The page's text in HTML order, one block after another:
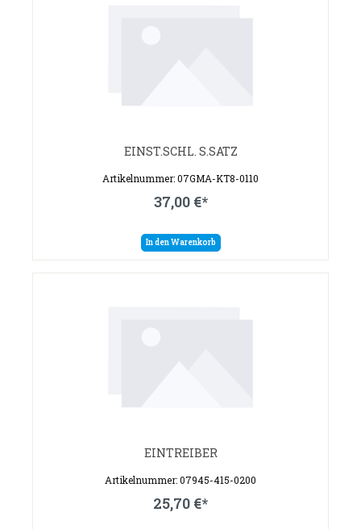
EINST.SCHL. S.SATZ
Artikelnummer: 07GMA-KT8-0110
37,00 €*
In den Warenkorb
EINTREIBER
Artikelnummer: 07945-415-0200
25,70 €*